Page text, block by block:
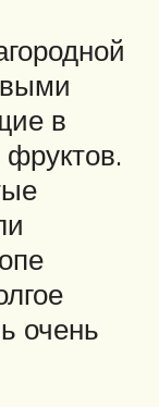
в
фруктов.
очень